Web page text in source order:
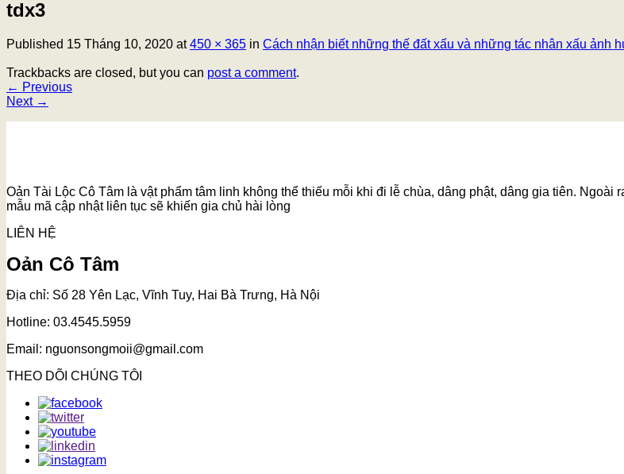
tdx3
Published 15 Tháng 10, 2020 at450 × 365 in Cách nhận biết những thế đất xấu và những tác nhân xấu ảnh
Trackbacks are closed, but you can post a comment.
← Previous
Next →
Oản Tài Lộc Cô Tâm là vật phẩm tâm linh không thể thiếu mỗi khi đi lễ chùa, dâng phật, dâng gia tiên.
mẫu mã cập nhật liên tục sẽ khiến gia chủ hài lòng
LIÊN HỆ
Oản Cô Tâm
Địa chỉ: Số 28 Yên Lạc, Vĩnh Tuy, Hai Bà Trưng, Hà Nội
Hotline: 03.4545.5959
Email: nguonsongmoii@gmail.com
THEO DÕI CHÚNG TÔI